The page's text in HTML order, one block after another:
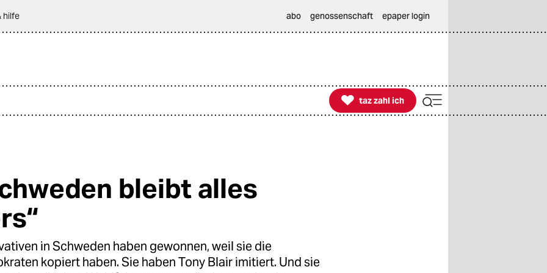
hilfe abo genossenschaft epaper login

taz zahl ich
taz zahl ich
bleibt alles
in Schweden haben gewonnen, weil sie die
kopiert haben. Sie haben Tony Blair imitiert. Und sie